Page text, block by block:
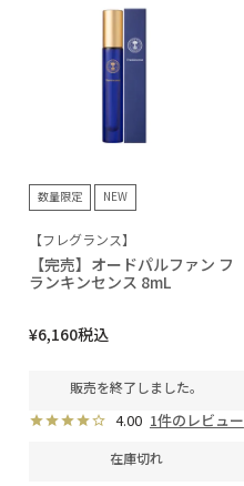
数量限定 NEW
【フレグランス】
【完売】オードパルファン フ
ランキンセンス 8mL
¥6,160税込
販売を終了しました。
4.00 1件のレビュー
在庫切れ